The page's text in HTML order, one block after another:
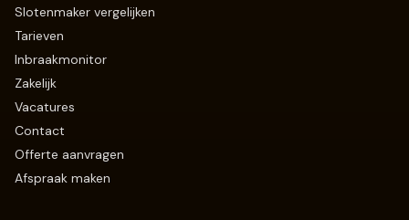
Slotenmaker vergelijken
Tarieven
Inbraakmonitor
Zakelijk
Vacatures
Contact
Offerte aanvragen
Afspraak maken